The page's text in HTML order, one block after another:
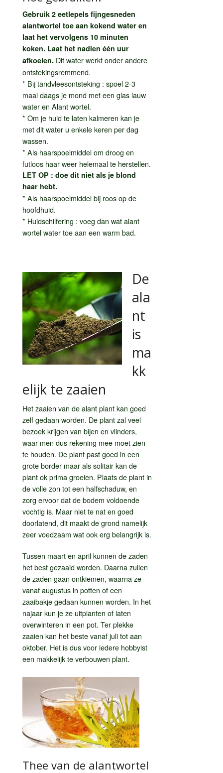
Gebruik 2 eetlepels fijngesneden
alantwortel toe aan kokend water en
laat het vervolgens 10 minuten
koken. Laat het nadien één uur
afkoelen. Dit water werkt onder andere
ontstekingsremmend.
* Bij tandvleesontsteking : spoel 2-3
maal daags je mond met een glas lauw
water en Alant wortel.
* Om je huid te laten kalmeren kan je
met dit water u enkele keren per dag
wassen.
* Als haarspoelmiddel om droog en
futloos haar weer helemaal te herstellen.
LET OP : doe dit niet als je blond
haar hebt.
* Als haarspoelmiddel bij roos op de
hoofdhuid.
* Huidschilfering : voeg dan wat alant
wortel water toe aan een warm bad.
De
ala
nt
is
ma
kk
elijk te zaaien
Het zaaien van de alant plant kan goed
zelf gedaan worden. De plant zal veel
bezoek krijgen van bijen en vlinders,
waar men dus rekening mee moet zien
te houden. De plant past goed in een
grote border maar als solitair kan de
plant ok prima groeien. Plaats de plant in
de volle zon tot een halfschaduw, en
zorg ervoor dat de bodem voldoende
vochtig is. Maar niet te nat en goed
doorlatend, dit maakt de grond namelijk
zeer voedzaam wat ook erg belangrijk is.
Tussen maart en april kunnen de zaden
het best gezaaid worden. Daarna zullen
de zaden gaan ontkiemen, waarna ze
vanaf augustus in potten of een
zaaibakje gedaan kunnen worden. In het
najaar kun je ze uitplanten of laten
overwinteren in een pot. Ter plekke
zaaien kan het beste vanaf juli tot aan
oktober. Het is dus voor iedere hobbyist
een makkelijk te verbouwen plant.
Thee van de alantwortel